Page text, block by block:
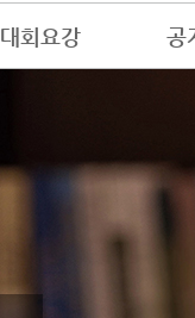
대회요강 공